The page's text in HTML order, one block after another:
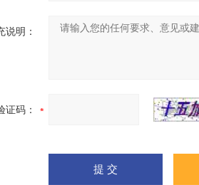
说明：
证码：